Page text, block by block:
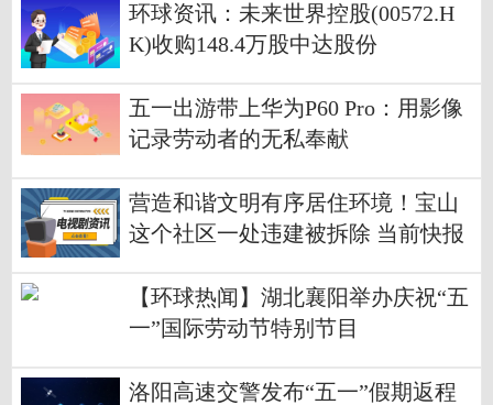
环球资讯：未来世界控股(00572.H
K)收购148.4万股中达股份
五一出游带上华为P60 Pro：用影像
记录劳动者的无私奉献
营造和谐文明有序居住环境！宝山
这个社区一处违建被拆除 当前快报
【环球热闻】湖北襄阳举办庆祝“五
一”国际劳动节特别节目
洛阳高速交警发布“五一”假期返程